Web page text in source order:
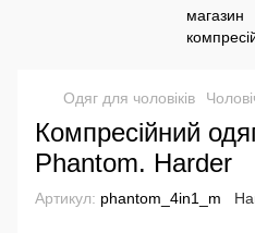
Одяг для чоловіків
Компресійний
Phantom. Harder
Артикул: phantom_4in1_m